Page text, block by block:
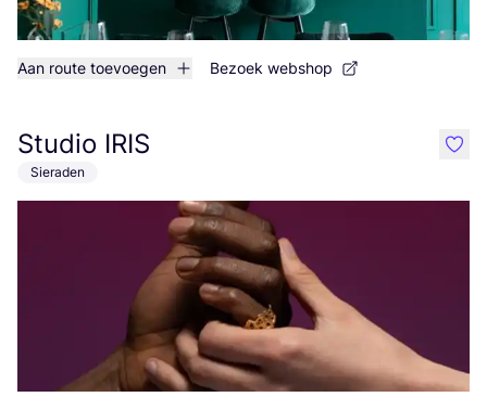
Aan route toevoegen Bezoek webshop
Studio IRIS
Sieraden
like